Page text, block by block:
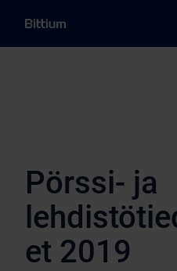
Pörssi- ja
et 2019